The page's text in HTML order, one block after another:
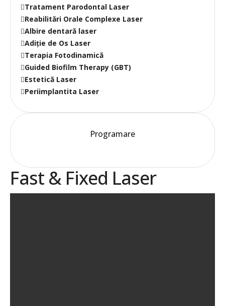
Tratament Parodontal Laser
Reabilitări Orale Complexe Laser
Albire dentară laser
Adiție de Os Laser
Terapia Fotodinamică
Guided Biofilm Therapy (GBT)
Estetică Laser
Periimplantita Laser
Programare
Fast & Fixed Laser